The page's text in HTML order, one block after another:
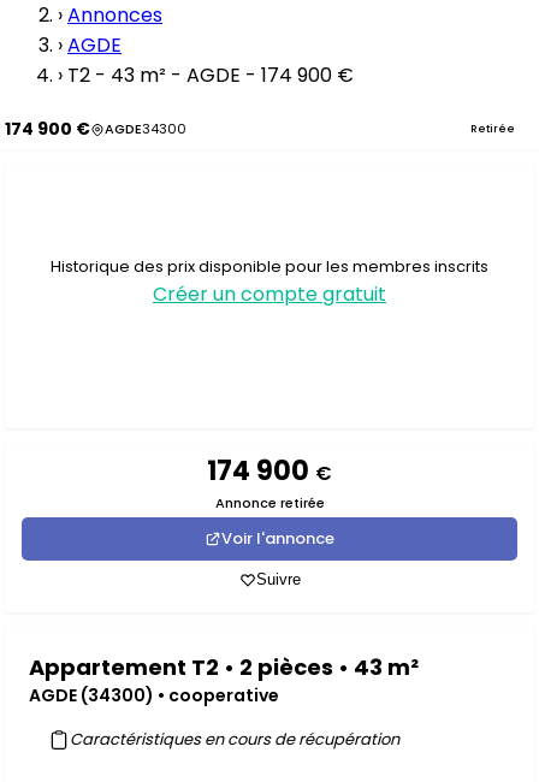
›Annonces
›AGDE
› T2 - 43 m² - AGDE - 174 900 €
174 900 € AGDE34300 Retirée
Historique des prix disponible pour les membres inscrits
Créer un compte gratuit
174 900 €
Annonce retirée
Voir l'annonce
Suivre
Appartement T2 • 2 pièces • 43 m²
AGDE (34300) • cooperative
Caractéristiques en cours de récupération